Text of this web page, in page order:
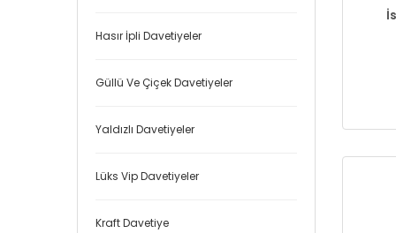
Hasır İpli Davetiyeler
Güllü Ve Çiçek Davetiyeler
Yaldızlı Davetiyeler
Lüks Vip Davetiyeler
Kraft Davetiye